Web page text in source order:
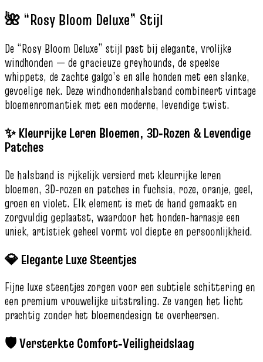
🌺 “Rosy Bloom Deluxe” Stijl
De “Rosy Bloom Deluxe” stijl past bij elegante, vrolijke
windhonden — de gracieuze greyhounds, de speelse
whippets, de zachte galgo’s en alle honden met een slanke,
gevoelige nek. Deze windhondenhalsband combineert vintage
bloemenromantiek met een moderne, levendige twist.
✨ Kleurrijke Leren Bloemen, 3D‑Rozen & Levendige
Patches
De halsband is rijkelijk versierd met kleurrijke leren
bloemen, 3D‑rozen en patches in fuchsia, roze, oranje, geel,
groen en violet. Elk element is met de hand gemaakt en
zorgvuldig geplaatst, waardoor het honden‑harnasje een
uniek, artistiek geheel vormt vol diepte en persoonlijkheid.
💎 Elegante Luxe Steentjes
Fijne luxe steentjes zorgen voor een subtiele schittering en
een premium vrouwelijke uitstraling. Ze vangen het licht
prachtig zonder het bloemendesign te overheersen.
🛡️ Versterkte Comfort‑Veiligheidslaag